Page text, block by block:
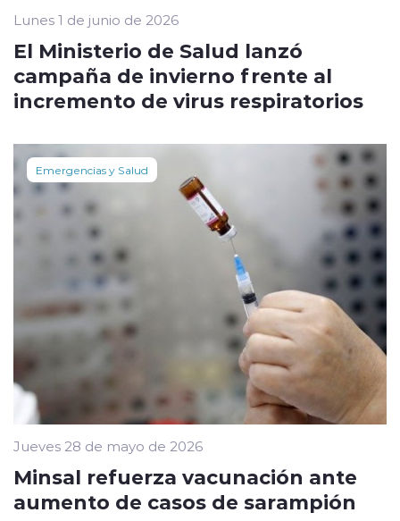
Lunes 1 de junio de 2026
El Ministerio de Salud lanzó
campaña de invierno frente al
incremento de virus respiratorios
Emergencias y Salud
Jueves 28 de mayo de 2026
Minsal refuerza vacunación ante
aumento de casos de sarampión